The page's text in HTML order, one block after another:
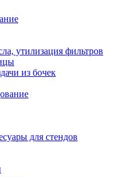
утилизация фильтров
из бочек
для стендов